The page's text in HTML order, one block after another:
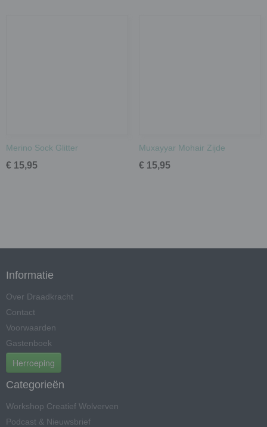
Merino Sock Glitter
€ 15,95
Muxayyar Mohair Zijde
€ 15,95
Informatie
Over Draadkracht
Contact
Voorwaarden
Gastenboek
Herroeping
Categorieën
Workshop Creatief Wolverven
Podcast & Nieuwsbrief